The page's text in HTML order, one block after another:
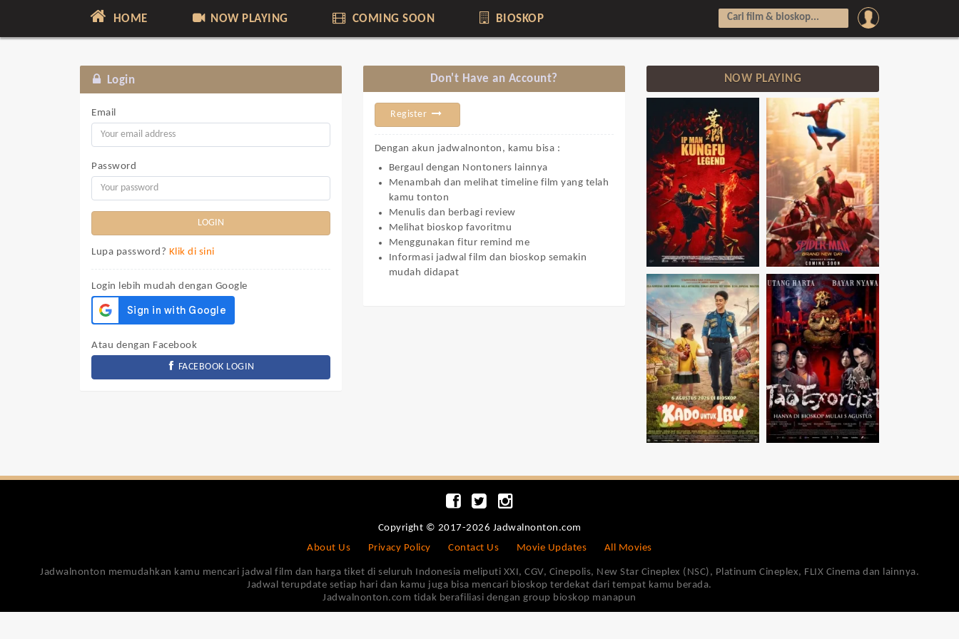
HOME NOW PLAYING COMING SOON BIOSKOP
Login
Email
Password
Lupa password? Klik di sini
Login lebih mudah dengan Google
Atau dengan Facebook
FACEBOOK LOGIN
Don't Have an Account?
Register
Dengan akun jadwalnonton, kamu bisa :
Bergaul dengan Nontoners lainnya
Menambah dan melihat timeline film yang telah
kamu tonton
Menulis dan berbagi review
Melihat bioskop favoritmu
Menggunakan fitur remind me
Informasi jadwal film dan bioskop semakin
mudah didapat
NOW PLAYING
Copyright © 2017-2026 Jadwalnonton.com
About Us
Privacy Policy Contact Us Movie Updates All Movies
Jadwalnonton memudahkan kamu mencari jadwal film dan harga tiket di seluruh Indonesia meliputi XXI, CGV, Cinepolis, New Star Cineplex (NSC), Platinum Cineplex, FLIX Cinema dan lainnya.
Jadwal terupdate setiap hari dan kamu juga bisa mencari bioskop terdekat dari tempat kamu berada.
Jadwalnonton.com tidak berafiliasi dengan group bioskop manapun